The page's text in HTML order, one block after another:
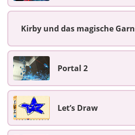
Kirby und das magische Garn
Portal 2
Let’s Draw